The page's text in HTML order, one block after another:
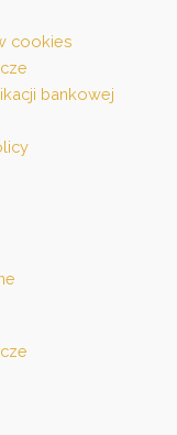
cookies
bankowej